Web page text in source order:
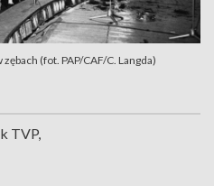
(fot. PAP/CAF/C. Langda)
TVP,